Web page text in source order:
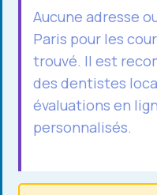
Aucune adresse
Paris pour les
trouvé. Il est
des dentistes
évaluations en
personnalisés.